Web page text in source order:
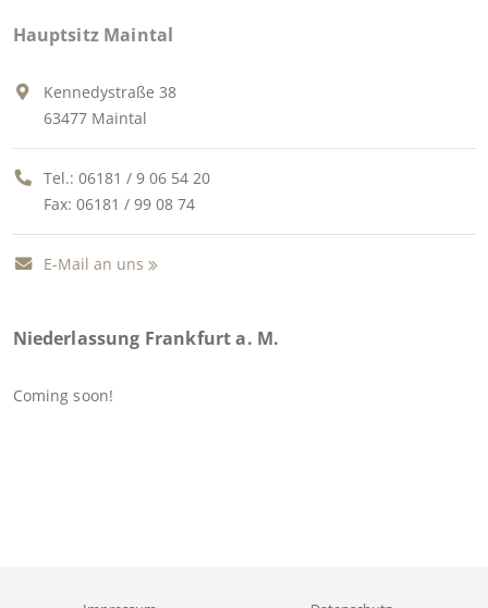
Hauptsitz Maintal
Kennedystraße 38
63477 Maintal
Tel.: 06181 / 9 06 54 20
Fax: 06181 / 99 08 74
E-Mail an uns
Niederlassung Frankfurt a. M.
Coming soon!